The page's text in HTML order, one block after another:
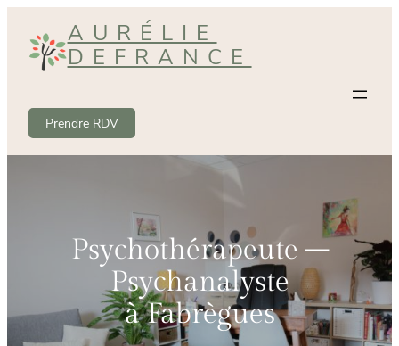
contenu
AURÉLIE
DEFRANCE
Prendre RDV
Psychothérapeute –
Psychanalyste
à Fabrègues